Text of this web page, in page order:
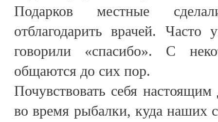
Подарков местные
отблагодарить врачей.
говорили «спасибо». С
общаются до сих пор.
Почувствовать себя
во время рыбалки, куда наших